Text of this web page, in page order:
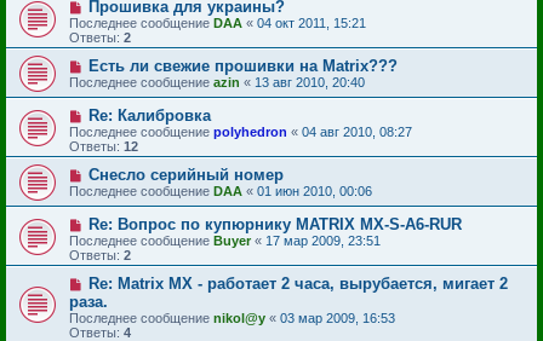
Прошивка для украины?
Последнее сообщение DAA « 04 окт 2011, 15:21
Ответы: 2
Есть ли свежие прошивки на Matrix???
Последнее сообщение azin « 13 авг 2010, 20:40
Re: Калибровка
Последнее сообщение polyhedron « 04 авг 2010, 08:27
Ответы: 12
Снесло серийный номер
Последнее сообщение DAA « 01 июн 2010, 00:06
Re: Вопрос по купюрнику MATRIX MX-S-A6-RUR
Последнее сообщение Buyer« 17 мар 2009, 23:51
Ответы: 2
Re: Matrix MX - работает 2 часа, вырубается, мигает 2
раза.
Последнее сообщение nikol@y « 03 мар 2009, 16:53
Ответы: 4